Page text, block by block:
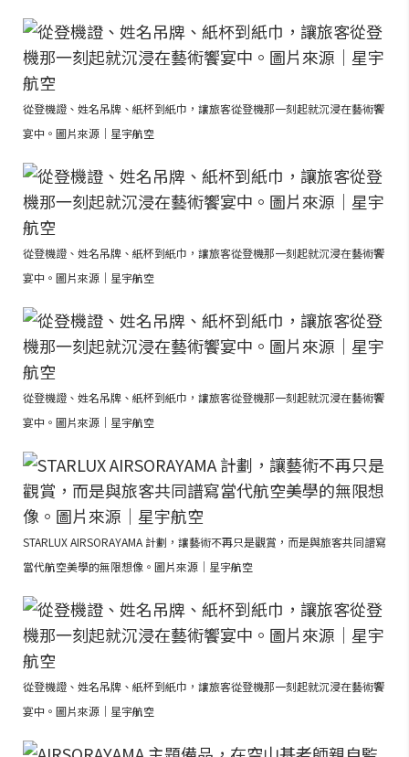
從登機證、姓名吊牌、紙杯到紙巾，讓旅客從登機那一刻起就沉浸在藝術饗
宴中。圖片來源｜星宇航空
從登機證、姓名吊牌、紙杯到紙巾，讓旅客從登機那一刻起就沉浸在藝術饗
宴中。圖片來源｜星宇航空
從登機證、姓名吊牌、紙杯到紙巾，讓旅客從登機那一刻起就沉浸在藝術饗
宴中。圖片來源｜星宇航空
STARLUX AIRSORAYAMA 計劃，讓藝術不再只是觀賞，而是與旅客共同譜寫
當代航空美學的無限想像。圖片來源｜星宇航空
從登機證、姓名吊牌、紙杯到紙巾，讓旅客從登機那一刻起就沉浸在藝術饗
宴中。圖片來源｜星宇航空